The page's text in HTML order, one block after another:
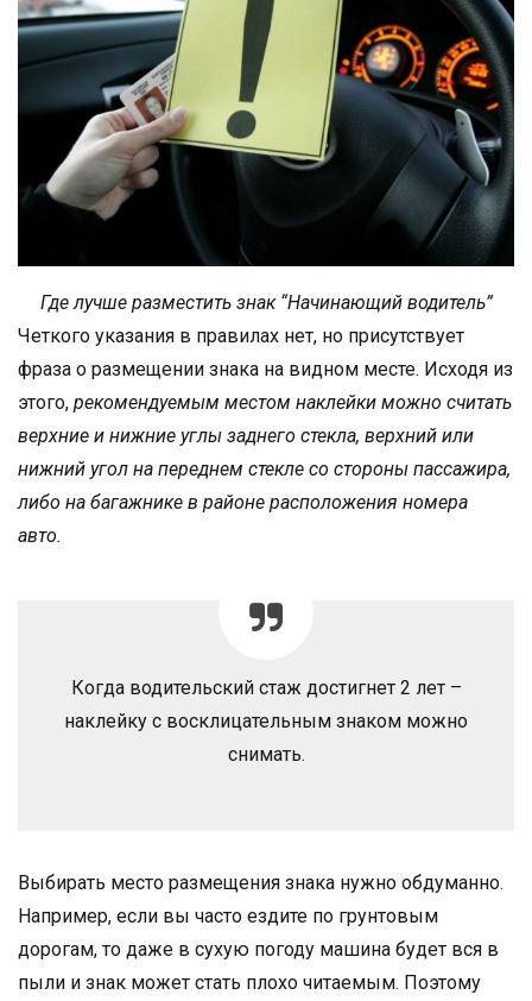
Где лучше разместить знак “Начинающий водитель”
Четкого указания в правилах нет, но присутствует
фраза о размещении знака на видном месте. Исходя из
этого, рекомендуемым местом наклейки можно считать
верхние и нижние углы заднего стекла, верхний или
нижний угол на переднем стекле со стороны пассажира,
либо на багажнике в районе расположения номера
авто.
Когда водительский стаж достигнет 2 лет –
наклейку с восклицательным знаком можно
снимать.
Выбирать место размещения знака нужно обдуманно.
Например, если вы часто ездите по грунтовым
дорогам, то даже в сухую погоду машина будет вся в
пыли и знак может стать плохо читаемым. Поэтому